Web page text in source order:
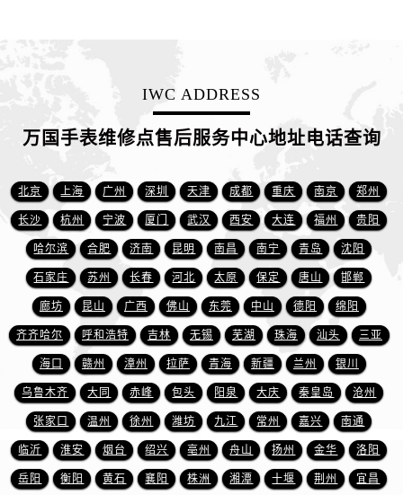
天津市和平区赤峰道136号天津国际金融中心26层2603室万国售后服务中心（需提前预约）
安徽省亳州市谯城区魏武大道万国售后服务中心（需提前预约）
安徽省池州市贵池区长江路万国售后服务中心（需提前预约）
安徽省滁州市琅琊区南谯北路万国售后服务中心（需提前预约）
安徽省阜阳市颍州区颍州北路万国售后服务中心（需提前预约）
安徽省淮北市相山区淮海路万国售后服务中心（需提前预约）
安徽省淮南市田家庵区国庆中路万国售后服务中心（需提前预约）
安徽省黄山市屯溪区黄山西路万国售后服务中心（需提前预约）
安徽省六安市金安区解放中路万国售后服务中心（需提前预约）
安徽省马鞍山市雨山区湖南西路万国售后服务中心（需提前预约）
安徽省宿州市埇桥区人民中路万国售后服务中心（需提前预约）
安徽省铜陵市铜官区石城大道万国售后服务中心（需提前预约）
安徽省芜湖市镜湖区中山路步行街万国售后服务中心（需提前预约）
IWC ADDRESS
万国手表维修点售后服务中心地址电话查询
北京 上海 广州 深圳 天津 成都 重庆 南京 郑州
长沙 杭州 宁波 厦门 武汉 西安 大连 福州 贵阳
哈尔滨 合肥 济南 昆明 南昌 南宁 青岛 沈阳
石家庄 苏州 长春 河北 太原 保定 唐山 邯郸
廊坊 昆山 广西 佛山 东莞 中山 德阳 绵阳
齐齐哈尔 呼和浩特 吉林 无锡 芜湖 珠海 汕头 三亚
海口 赣州 漳州 拉萨 青海 新疆 兰州 银川
乌鲁木齐 大同 赤峰 包头 阳泉 大庆 秦皇岛 沧州
张家口 温州 徐州 潍坊 九江 常州 嘉兴 南通
临沂 淮安 烟台 绍兴 亳州 舟山 扬州 金华 洛阳
岳阳 衡阳 黄石 襄阳 株洲 湘潭 十堰 荆州 宜昌